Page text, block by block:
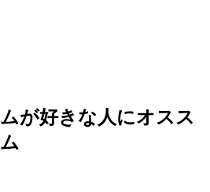
が好きな人にオスス